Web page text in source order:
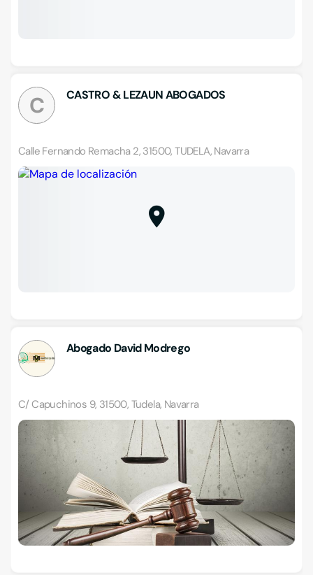
C CASTRO & LEZAUN ABOGADOS
Calle Fernando Remacha 2, 31500, TUDELA, Navarra
Abogado David Modrego
C/ Capuchinos 9, 31500, Tudela, Navarra